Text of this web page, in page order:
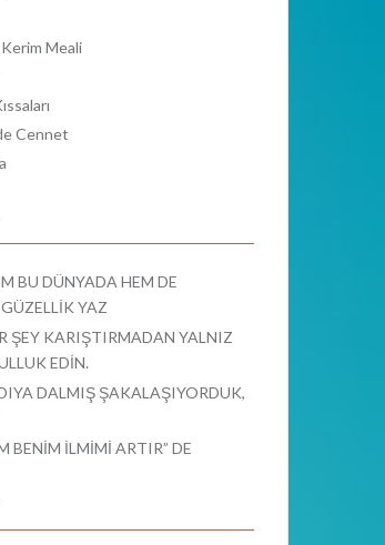
Kerim Meali
Cennet
BU DÜNYADA HEM DE
YAZ
ŞEY KARIŞTIRMADAN YALNIZ
EDİN.
DALMIŞ ŞAKALAŞIYORDUK,
BENİM İLMİMİ ARTIR” DE